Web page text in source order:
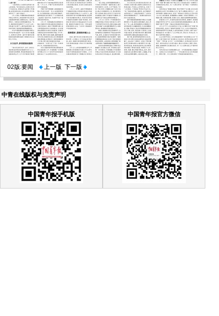
02版:要闻 上一版 下一版
中青在线版权与免责声明
中国青年报手机版 中国青年报官方微信